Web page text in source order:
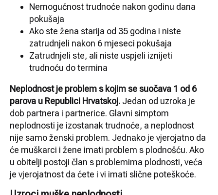
Nemogućnost trudnoće nakon godinu dana
pokušaja
Ako ste žena starija od 35 godina i niste
zatrudnjeli nakon 6 mjeseci pokušaja
Zatrudnjeli ste, ali niste uspjeli iznijeti
trudnoću do termina
Neplodnost je problem s kojim se suočava 1 od 6
parova u Republici Hrvatskoj. Jedan od uzroka je
dob partnera i partnerice. Glavni simptom
neplodnosti je izostanak trudnoće, a neplodnost
nije samo ženski problem. Jednako je vjerojatno da
će muškarci i žene imati problem s plodnošću. Ako
u obitelji postoji član s problemima plodnosti, veća
je vjerojatnost da ćete i vi imati slične poteškoće.